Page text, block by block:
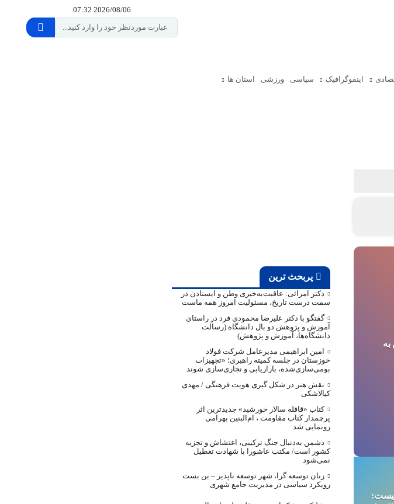
اینفوگرافیک سیاسی ورزشی استان ها
2026/08/06 07:32
پربحث ترین
دکتر امرائی: عاقبت‌به‌خیری وطن و ایستادن در
سمت درست تاریخ، مسئولیت امروز همه ماست
گفتگو با دکتر علیرضا محمودی فرد در راستای
آموزش و پژوهش دو بال دانشگاه (رسالت
دانشگاه‌ها، آموزش و پژوهش)
امین ابراهیمی مدیرعامل شرکت فولاد
خوزستان در جلسه کمیته راهبری؛ «تجهیزات
بومی‌سازی‌شده، بازاریابی و تجاری‌سازی شوند
نقش هنر در شکل گیری هویت فرهنگی / مهدی
کیالاشکی
کتاب «قافله‌ سالار خورشید» جدیدترین اثر
پرچمدار کتاب مقاومت ، ام‌البنین بهرامی
رونمایی شد
دشمن به‌دنبال جنگ ترکیبی، اغتشاش و تجزیه
کشور است/ مکتب عاشورا با شهادت تعطیل
نمی‌شود
زنان توسعه گرا، شهر توسعه ناپذیر – بن بست
رویکرد سیاسی در مدیریت جامع شهری